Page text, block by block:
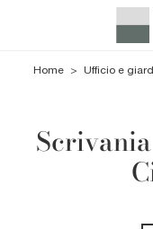
Home > Ufficio e